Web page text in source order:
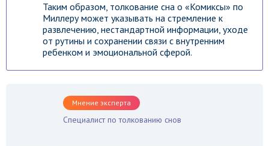
Таким образом, толкование сна о «Комиксы» по
Миллеру может указывать на стремление к
развлечению, нестандартной информации, уходе
от рутины и сохранении связи с внутренним
ребенком и эмоциональной сферой.
Мнение эксперта
Специалист по толкованию снов